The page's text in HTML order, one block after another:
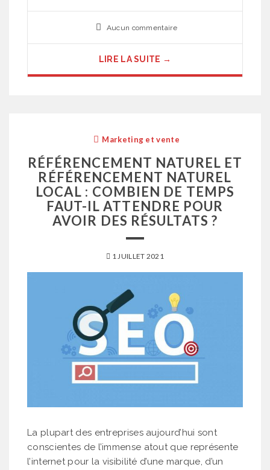
Aucun commentaire
LIRE LA SUITE →
Marketing et vente
RÉFÉRENCEMENT NATUREL ET
RÉFÉRENCEMENT NATUREL
LOCAL : COMBIEN DE TEMPS
FAUT-IL ATTENDRE POUR
AVOIR DES RÉSULTATS ?
1 JUILLET 2021
La plupart des entreprises aujourd’hui sont
conscientes de l’immense atout que représente
l’internet pour la visibilité d’une marque, d’un